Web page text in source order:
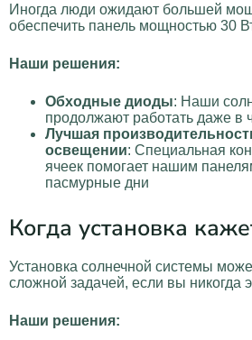
Иногда люди ожидают большей
обеспечить панель мощностью 30
Наши решения:
Обходные диоды: Наши
продолжают работать даже в
Лучшая
освещении: Специальная
ячеек помогает нашим
пасмурные дни
Когда установка
Установка солнечной системы
сложной задачей, если вы никогда
Наши решения: